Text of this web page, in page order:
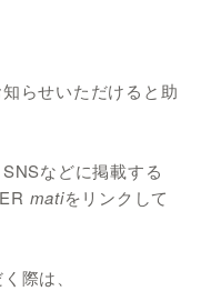
らせいただけると助
などに掲載する
matiをリンクして
際は、